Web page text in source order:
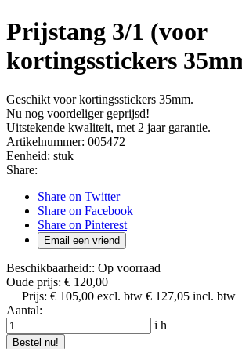
Prijstang 3/1 (voor
kortingsstickers
Geschikt voor kortingsstickers 35mm.
Nu nog voordeliger geprijsd!
Uitstekende kwaliteit, met 2 jaar garantie.
Artikelnummer: 005472
Eenheid: stuk
Share:
Share on Twitter
Share on Facebook
Share on Pinterest
Email een vriend
Beschikbaarheid:: Op voorraad
Oude prijs: € 120,00
Prijs: € 105,00 excl. btw € 127,05 incl. btw
Aantal:
i h
Bestel nu!